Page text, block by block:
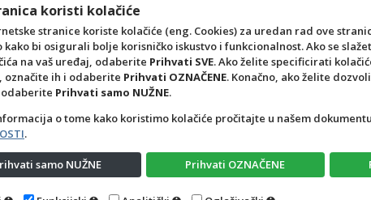
6,10 €
kom
+1 -1
Opći uvjeti Pravila privatnosti Raskid
koristi kolačiće
stranice koriste kolačiće (eng. Cookies) za uredan rad ove
kako bi osigurali bolje korisničko iskustvo i funkcionalnost. Ako se
na vaš uređaj, odaberite Prihvati SVE. Ako želite specificirati
označite ih i odaberite Prihvati OZNAČENE. Konačno, ako želite
Prihvati samo NUŽNE.
o tome kako koristimo kolačiće pročitajte u našem dokumentu
.
samo NUŽNE Prihvati OZNAČENE